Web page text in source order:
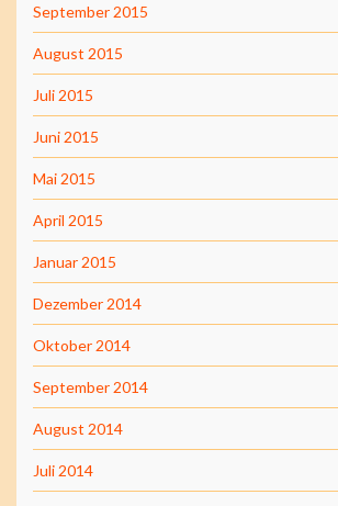
September 2015
August 2015
Juli 2015
Juni 2015
Mai 2015
April 2015
Januar 2015
Dezember 2014
Oktober 2014
September 2014
August 2014
Juli 2014